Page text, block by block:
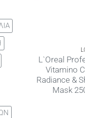
L`Oreal
Vitamino
Radiance &
Mask